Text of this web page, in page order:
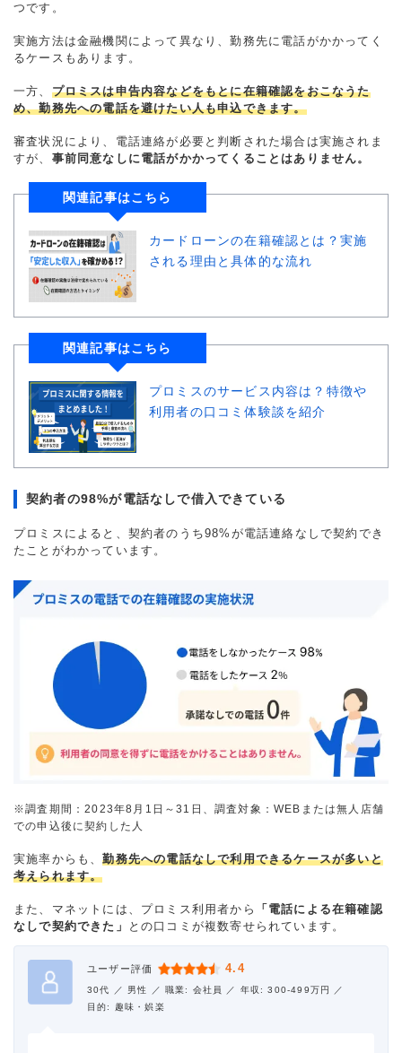
つです。
実施方法は金融機関によって異なり、勤務先に電話がかかってく
るケースもあります。
一方、 プロミスは申告内容などをもとに在籍確認をおこなうた
め、勤務先への電話を避けたい人も申込できます。
審査状況により、電話連絡が必要と判断された場合は実施されま
すが、 事前同意なしに電話がかかってくることはありません。
関連記事はこちら
カードローンの在籍確認とは？実施
される理由と具体的な流れ
関連記事はこちら
プロミスのサービス内容は？特徴や
利用者の口コミ体験談を紹介
契約者の98%が電話なしで借入できている
プロミスによると、契約者のうち98%が電話連絡なしで契約でき
たことがわかっています。
※調査期間：2023年8月1日～31日、調査対象：WEBまたは無人店舗
での申込後に契約した人
実施率からも、勤務先への電話なしで利用できるケースが多いと
考えられます。
また、マネットには、プロミス利用者から
「電話による在籍確認
なしで契約できた」
との口コミが複数寄せられています。
ユーザー評価 4.4
30代 ／ 男性 ／ 職業: 会社員 ／
年収: 300-499万円 ／
目的: 趣味・娯楽